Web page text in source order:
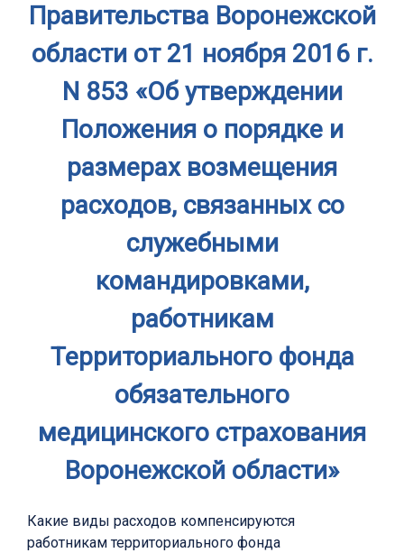
Правительства Воронежской
области от 21 ноября 2016 г.
N 853 «Об утверждении
Положения о порядке и
размерах возмещения
расходов, связанных со
служебными
командировками,
работникам
Территориального фонда
обязательного
медицинского страхования
Воронежской области»
Какие виды расходов компенсируются
работникам территориального фонда